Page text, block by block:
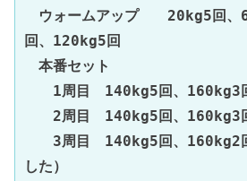
ウォームアップ　　20kg5回
回、120kg5回
本番セット
1周目　140kg5回、160kg3
2周目　140kg5回、160kg3
3周目　140kg5回、160kg2回
した）